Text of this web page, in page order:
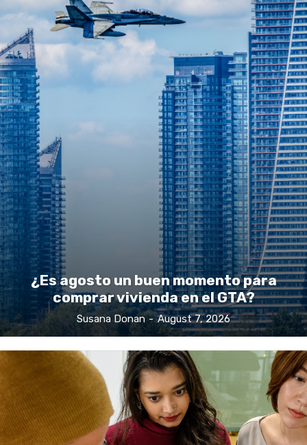
¿Es agosto un buen momento para
comprar vivienda en el GTA?
Susana Donan - August 7, 2026